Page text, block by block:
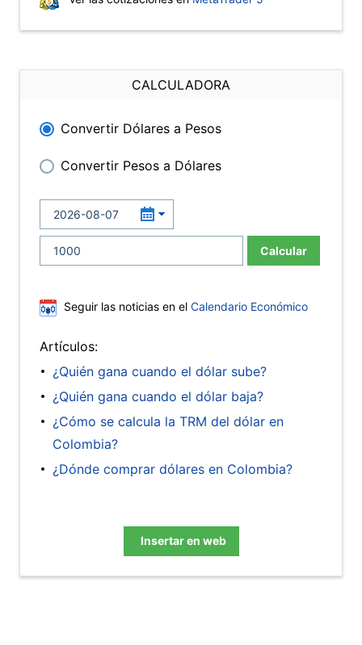
CALCULADORA
Convertir Dólares a Pesos
Convertir Pesos a Dólares
Calcular
Seguir las noticias en el Calendario Económico
Artículos:
¿Quién gana cuando el dólar sube?
¿Quién gana cuando el dólar baja?
¿Cómo se calcula la TRM del dólar en
Colombia?
¿Dónde comprar dólares en Colombia?
Insertar en web